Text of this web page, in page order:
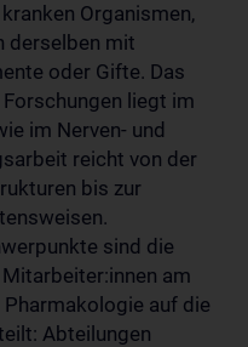
Organismen,
derselben mit
oder Gifte. Das
liegt im
im Nerven- und
reicht von der
bis zur
sind die
am
Pharmakologie auf die
Abteilungen